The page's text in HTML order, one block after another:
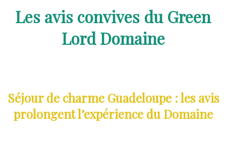
Les avis convives du Green
Lord Domaine
Séjour de charme Guadeloupe : les avis
prolongent l’expérience du Domaine